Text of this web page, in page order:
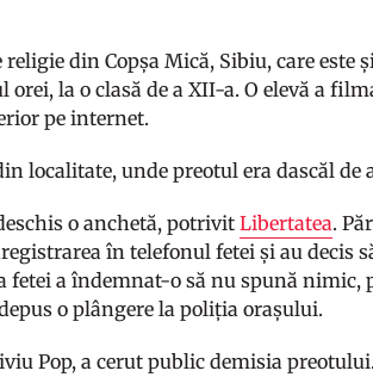
din Copșa Mică, Sibiu, care este
la o clasă de a XII-a. O elevă a
pe internet.
localitate, unde preotul era dascăl de
o anchetă, potrivitLibertatea.
în telefonul fetei și au decis
fetei a îndemnat-o să nu spună nimic,
o plângere la poliția orașului.
Pop, a cerut public demisia